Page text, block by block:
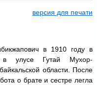
версия для печати
в 1910 году в
в улусе Гутай Мухор-
области. После
о брате и сестре легла